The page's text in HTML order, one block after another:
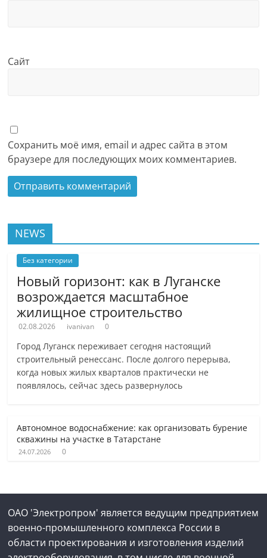
Сайт
Сохранить моё имя, email и адрес сайта в этом
браузере для последующих моих комментариев.
NEWS
Без категории
Новый горизонт: как в Луганске
возрождается масштабное
жилищное строительство
02.08.2026 ivanivan 0
Город Луганск переживает сегодня настоящий
строительный ренессанс. После долгого перерыва,
когда новых жилых кварталов практически не
появлялось, сейчас здесь развернулось
Автономное водоснабжение: как организовать бурение
скважины на участке в Татарстане
24.07.2026 0
ОАО 'Электропром' является ведущим предприятием
военно-промышленного комплекса России в
области проектирования и изготовления изделий